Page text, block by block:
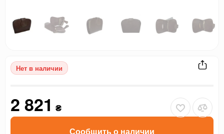
Нет в наличии
2 821 ₴
Сообщить о наличии